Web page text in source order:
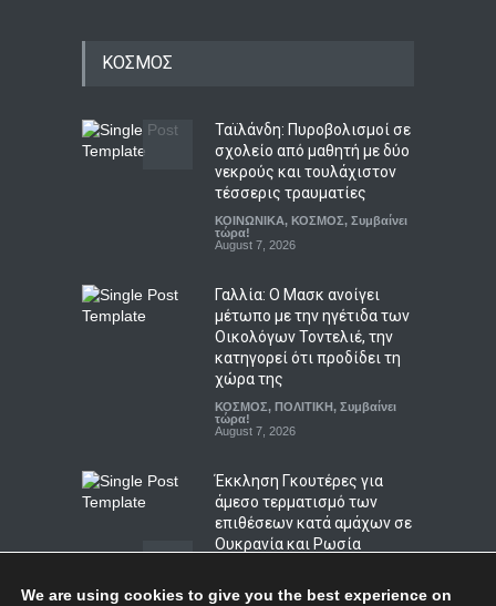
ΚΟΣΜΟΣ, ΠΟΛΙΤΙΚΗ,Συμβαίνει
τώρα!
August 7, 2026
Κατρίνης: Προβληματική η
κυβερνητική αδράνεια
απέναντι στο ρευστό
ΠΟΛΙΤΙΚΗ, Συμβαίνει τώρα!
August 7, 2026
ΚΟΣΜΟΣ
Ταϊλάνδη: Πυροβολισμοί σε
σχολείο από μαθητή με δύο
νεκρούς και τουλάχιστον
τέσσερις τραυματίες
ΚΟΙΝΩΝΙΚΑ, ΚΟΣΜΟΣ, Συμβαίνει
τώρα!
August 7, 2026
Γαλλία: Ο Μασκ ανοίγει
μέτωπο με την ηγέτιδα των
Οικολόγων Τοντελιέ, την
κατηγορεί ότι προδίδει τη
χώρα της
ΚΟΣΜΟΣ, ΠΟΛΙΤΙΚΗ, Συμβαίνει
τώρα!
August 7, 2026
Έκκληση Γκουτέρες για
άμεσο τερματισμό των
επιθέσεων κατά αμάχων σε
Ουκρανία και Ρωσία
We are using cookies to give you the best experience on